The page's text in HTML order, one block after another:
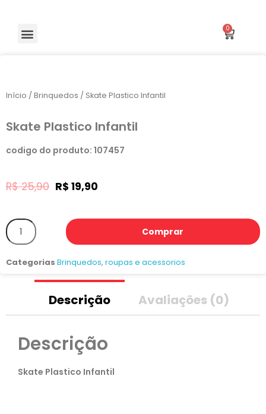
Início /Brinquedos / Skate Plastico Infantil
Skate Plastico Infantil
codigo do produto: 107457
R$25,90 R$ 19,90
Comprar
Categorias Brinquedos, roupas e acessorios
Descrição Avaliações (0)
Descrição
Skate Plastico Infantil